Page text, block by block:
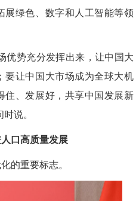
展绿色、数字和人工智能等领
势充分发挥出来，让中国大
要让中国大市场成为全球大机
住、发展好，共享中国发展新
说。
口高质量发展
重要标志。